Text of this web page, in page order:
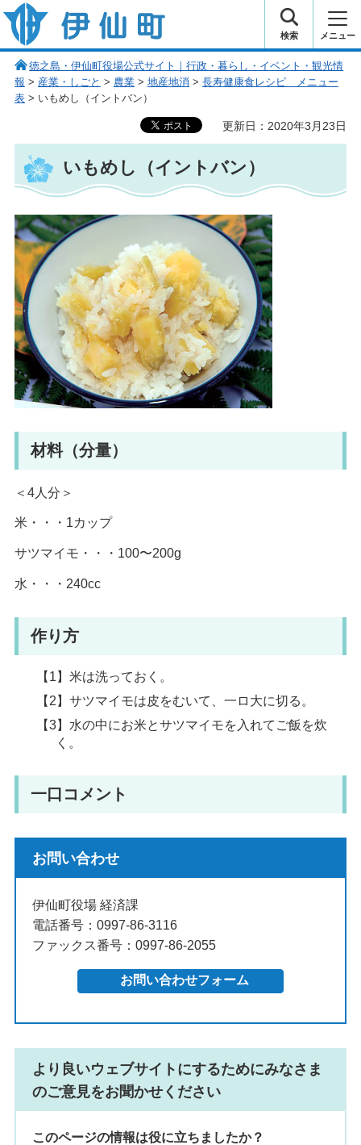
伊仙町 健康・長寿と子宝の町
検索 メニュー
徳之島・伊仙町役場公式サイト｜行政・暮らし・イベント・観光情
報 > 産業・しごと > 農業> 地産地消 > 長寿健康食レシピ メニュー
表> いもめし（イントバン）
更新日：2020年3月23日
いもめし（イントバン）
材料（分量）
＜4人分＞
米・・・1カップ
サツマイモ・・・100〜200g
水・・・240cc
作り方
【1】米は洗っておく。
【2】サツマイモは皮をむいて、一ロ大に切る。
【3】水の中にお米とサツマイモを入れてご飯を炊
く。
一口コメント
お問い合わせ
伊仙町役場 経済課
電話番号：0997-86-3116
ファックス番号：0997-86-2055
より良いウェブサイトにするためにみなさま
のご意見をお聞かせください
このページの情報は役に立ちましたか？